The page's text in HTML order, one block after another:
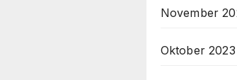
November
Oktober 2023